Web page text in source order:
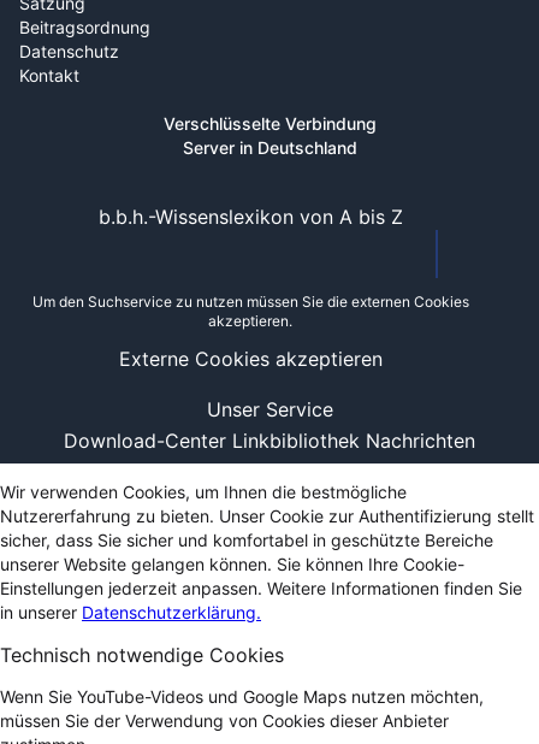
Beitragsordnung
Datenschutz
Kontakt
Verschlüsselte Verbindung
Server in Deutschland
Unser Service
Download-Center Linkbibliothek Nachrichten
b.b.h.-Wissenslexikon von A bis Z
Um den Suchservice zu nutzen müssen Sie die externen Cookies
akzeptieren.
Externe Cookies akzeptieren
Wir verwenden Cookies, um Ihnen die bestmögliche
Nutzererfahrung zu bieten. Unser Cookie zur Authentifizierung stellt
sicher, dass Sie sicher und komfortabel in geschützte Bereiche
unserer Website gelangen können. Sie können Ihre Cookie-
Einstellungen jederzeit anpassen. Weitere Informationen finden Sie
in unserer Datenschutzerklärung.
Technisch notwendige Cookies
Wenn Sie YouTube-Videos und Google Maps nutzen möchten,
müssen Sie der Verwendung von Cookies dieser Anbieter